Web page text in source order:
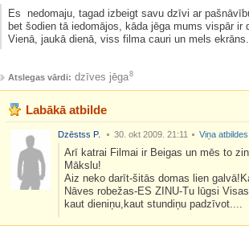
Es nedomaju, tagad izbeigt savu dzīvi ar
bet šodien tā iedomājos, kāda jēga mums vispār
Vienā, jaukā dienā, viss filma cauri un mels
Atslegas vārdi: dzīves jēga8
Labākā atbilde
Dzēstss P. 30. okt 2009. 21:11 Viņa atbildes
Arī katrai Filmai ir Beigas un mēs to
Mākslu!
Aiz neko darīt-šitās domas lien
Nāves robežas-ES ZINU-Tu lūgsi
kaut dieniņu,kaut stundiņu padzīvot....